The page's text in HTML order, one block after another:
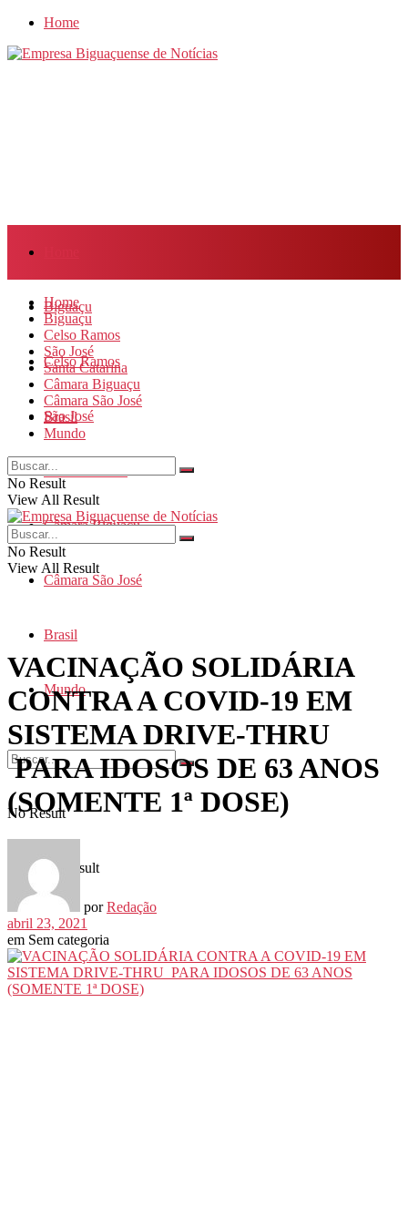
Home
Biguaçu
Celso Ramos
São José
Santa Catarina
Câmara Biguaçu
Câmara São José
Brasil
Mundo
No Result
View All Result
Home
Biguaçu
Celso Ramos
São José
Santa Catarina
Câmara Biguaçu
Câmara São José
Brasil
Mundo
No Result
View All Result
No Result
View All Result
VACINAÇÃO SOLIDÁRIA
CONTRA A COVID-19 EM
SISTEMA DRIVE-THRU
PARA IDOSOS DE 63 ANOS
(SOMENTE 1ª DOSE)
por Redação
abril 23, 2021
em Sem categoria